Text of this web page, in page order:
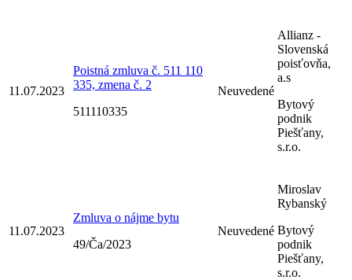
11.07.2023
Poistná zmluva č. 511 110
335, zmena č. 2
511110335
Neuvedené
Allianz -
Slovenská
poisťovňa,
a.s
Bytový
podnik
Piešťany,
s.r.o.
11.07.2023
Zmluva o nájme bytu
49/Ča/2023
Neuvedené
Miroslav
Rybanský
Bytový
podnik
Piešťany,
s.r.o.